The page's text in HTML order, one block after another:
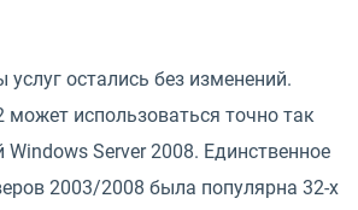
остались без изменений.
может использоваться точно так
Server 2008. Единственное
2003/2008 была популярна 32-х